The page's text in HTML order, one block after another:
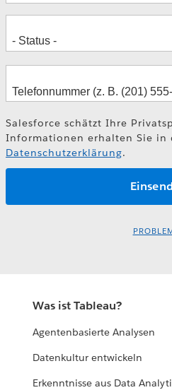
Salesforce schätzt Ihre
Informationen erhalten Sie in
Datenschutzerklärung.
Was ist Tableau?
Agentenbasierte Analysen
Datenkultur entwickeln
Erkenntnisse aus Data